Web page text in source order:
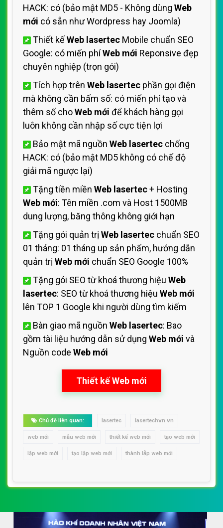
HACK: có (bảo mật MD5 - Không dùng Web
mới có sẵn như Wordpress hay Joomla)
Thiết kếWeb lasertec Mobile chuẩn SEO
Google: có miến phíWeb mới Reponsive đẹp
chuyên nghiệp (trọn gói)
Tích hợp trên Web lasertec phần gọi điện
mà không cần bấm số: có miến phí tạo và
thêm số choWeb mới để khách hàng gọi
luôn không cần nhập số cực tiện lợi
Bảo mật mã nguồn Web lasertec chống
HACK: có (bảo mật MD5 không có chế độ
giải mã ngược lại)
Tặng tiền miền Web lasertec+ Hosting
Web mới: Tên miền .com và Host 1500MB
dung lượng, băng thông không giới hạn
Tặng gói quản trị Web lasertec chuẩn SEO
01 tháng: 01 tháng up sản phẩm, hướng dẫn
quản trị Web mới chuẩn SEO Google 100%
Tặng gói SEO từ khoá thương hiệu Web
lasertec: SEO từ khoá thương hiệu Web mới
lên TOP 1 Google khi người dùng tìm kiếm
Bàn giao mã nguồn Web lasertec: Bao
gồm tài liệu hướng dẫn sử dụng Web mới và
Nguồn code Web mới
Thiết kế Web mới
Chủ đề liên quan: lasertec lasertechvn.vn
web mới mẫu web mới thiết kế web mới tạo web mới
lập web mới tạo lập web mới thành lập web mới